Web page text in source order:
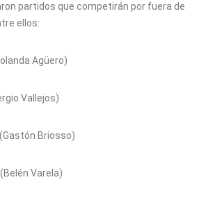
partidos que competirán por fuera de
ellos:
Agüero)
Vallejos)
Briosso)
Varela)